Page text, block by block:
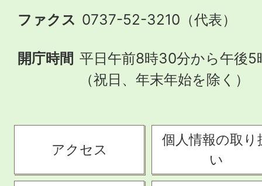
ファクス 0737-52-3210（代表）
開庁時間 平日午前8時30分から午後5
（祝日、年末年始を除く）
アクセス
個人情報の取り
い